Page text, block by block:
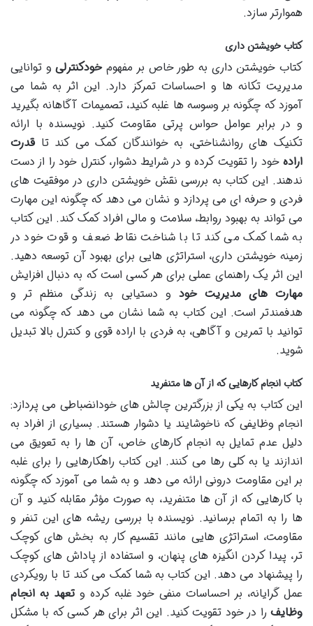
هموارتر سازد.
کتاب خویشتن داری
کتاب خویشتن داری به طور خاص بر مفهومخودکنترلیو توانایی
مدیریت تکانه ها و احساسات تمرکز دارد. این اثر به شما می
آموزد که چگونه بر وسوسه ها غلبه کنید، تصمیمات آگاهانه بگیرید
و در برابر عوامل حواس پرتی مقاومت کنید. نویسنده با ارائه
تکنیک های روانشناختی، به خوانندگان کمک می کند تاقدرت
اراده خود را تقویت کرده و در شرایط دشوار، کنترل خود را از دست
ندهند. این کتاب به بررسی نقش خویشتن داری در موفقیت های
فردی و حرفه ای می پردازد و نشان می دهد که چگونه این مهارت
می تواند به بهبود روابط، سلامت و مالی افراد کمک کند. این کتاب
به شما کمک می کند تا با شناخت نقاط ضعف و قوت خود در
زمینه خویشتن داری، استراتژی هایی برای بهبود آن توسعه دهید.
این اثر یک راهنمای عملی برای هر کسی است که به دنبال افزایش
مهارت های مدیریت خود و دستیابی به زندگی منظم تر و
هدفمندتر است. این کتاب به شما نشان می دهد که چگونه می
توانید با تمرین و آگاهی، به فردی با اراده قوی و کنترل بالا تبدیل
شوید.
کتاب انجام کارهایی که از آن ها متنفرید
این کتاب به یکی از بزرگترین چالش های خودانضباطی می پردازد:
انجام وظایفی که ناخوشایند یا دشوار هستند. بسیاری از افراد به
دلیل عدم تمایل به انجام کارهای خاص، آن ها را به تعویق می
اندازند یا به کلی رها می کنند. این کتاب راهکارهایی را برای غلبه
بر این مقاومت درونی ارائه می دهد و به شما می آموزد که چگونه
با کارهایی که از آن ها متنفرید، به صورت مؤثر مقابله کنید و آن
ها را به اتمام برسانید. نویسنده با بررسی ریشه های این تنفر و
مقاومت، استراتژی هایی مانند تقسیم کار به بخش های کوچک
تر، پیدا کردن انگیزه های پنهان، و استفاده از پاداش های کوچک
را پیشنهاد می دهد. این کتاب به شما کمک می کند تا با رویکردی
عمل گرایانه، بر احساسات منفی خود غلبه کرده وتعهد به انجام
وظایف را در خود تقویت کنید. این اثر برای هر کسی که با مشکل